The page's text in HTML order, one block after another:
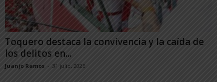
Toquero destaca la convivencia y la caída de
los delitos en...
Juanjo Ramos - 31 julio, 2026